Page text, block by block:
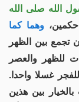
الله صلى الله
وهما كما
تجمع بين الظهر
للظهر والعصر
غسلا واحدا.
بين هذين